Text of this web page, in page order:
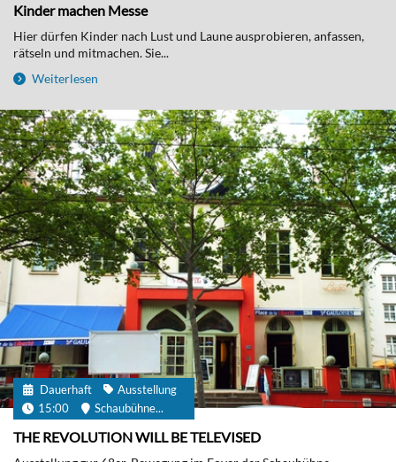
Kinder machen Messe
Hier dürfen Kinder nach Lust und Laune ausprobieren, anfassen,
rätseln und mitmachen. Sie...
Weiterlesen
Dauerhaft
Ausstellung
15:00
Schaubühne...
THE REVOLUTION WILL BE TELEVISED